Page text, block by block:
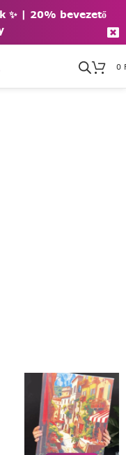
✨ | 20% bevezető
0